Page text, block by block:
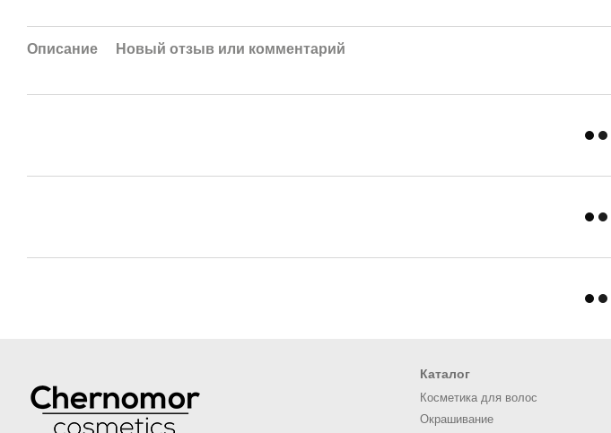
Описание Новый отзыв или комментарий
Каталог
Косметика для волос
Окрашивание